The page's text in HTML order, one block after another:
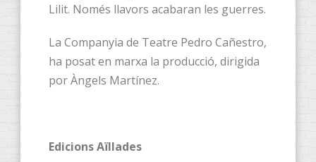
Lilit. Només llavors acabaran les guerres.
La Companyia de Teatre Pedro Cañestro,
ha posat en marxa la producció, dirigida
por Àngels Martínez.
Edicions Aïllades